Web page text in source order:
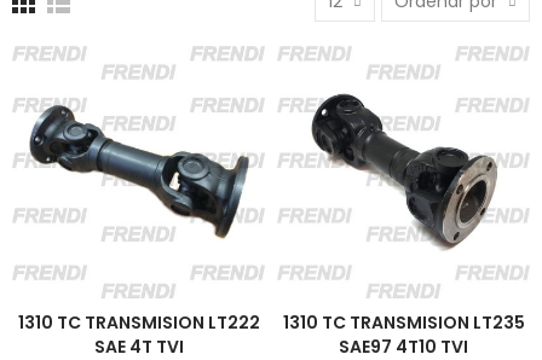
1310 TC TRANSMISION LT222
SAE 4T TVI
1310 TC TRANSMISION LT235
SAE97 4T10 TVI